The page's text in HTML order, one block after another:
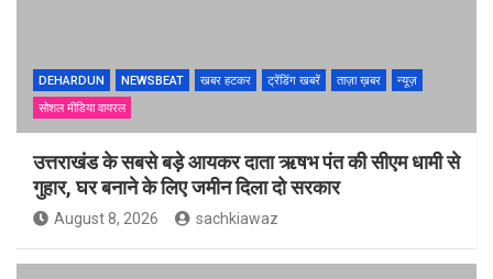
DEHARDUN NEWSBEAT खबर हटकर ट्रेंडिंग खबरें ताज़ा ख़बर
न्यूज़
सोशल मीडिया वायरल
उत्तराखंड के सबसे बड़े आयकर दाता ऋषभ पंत की सीएम धामी से
गुहार, घर बनाने के लिए जमीन दिला दो सरकार
August 8, 2026 sachkiawaz